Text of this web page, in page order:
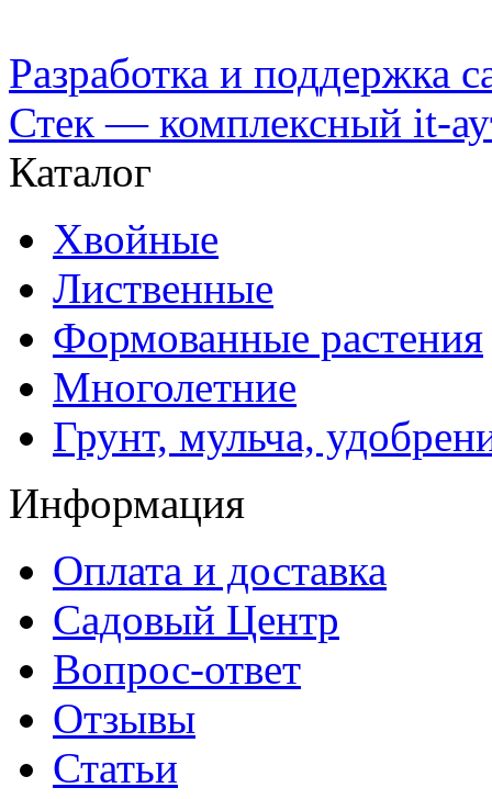
Разработка и поддержка
Стек — комплексный it-
Каталог
Хвойные
Лиственные
Формованные растения
Многолетние
Грунт, мульча,
Информация
Оплата и доставка
Садовый Центр
Вопрос-ответ
Отзывы
Статьи